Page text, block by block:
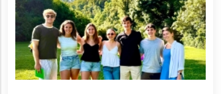
Actividades, Notas de prensa, Turismo
Finaliza el programa KIIS